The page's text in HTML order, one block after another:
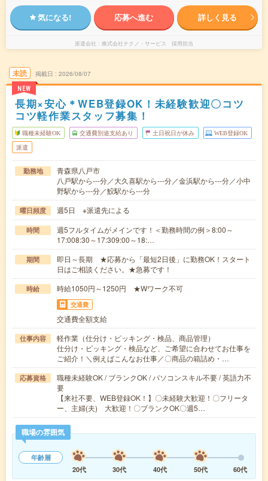
気になる! 応募へ進む 詳しく見る
派遣会社 株式会社テクノ・サービス 採用担当
未読
NEW
掲載日 2026/08/07
長期×安心＊WEB登録OK！未経験歓迎〇コツ
コツ軽作業スタッフ募集！
職種未経験OK 交通費別途支給あり 土日祝日が休み WEB登録OK
派遣
勤務地
青森県八戸市
八戸駅から---分／大久喜駅から---分／金浜駅から---分／小中
野駅から---分／鮫駅から---分
曜日頻度 週5日 ※派遣先による
時間
週5フルタイムがメインです！＜勤務時間の例＞8:00～
17:008:30～17:309:00～18:…
期間
即日～長期 ★応募から「最短2日後」に勤務OK！スタート
日はご相談ください。★急募です！
時給 時給1050円～1250円 ★Wワーク不可
交通費
交通費全額支給
仕事内容
軽作業（仕分け・ピッキング・検品、商品管理）
仕分け・ピッキング・検品など、ご希望に合わせてお仕事を
ご紹介！＼例えばこんなお仕事／〇商品の箱詰め・…
応募資格
職種未経験OK / ブランクOK / パソコンスキル不要 / 英語力不
要
【来社不要、WEB登録OK！】〇未経験大歓迎！〇フリータ
ー、主婦(夫) 大歓迎！〇ブランクOK〇週5…
職場の雰囲気
年齢層
20代
30代 40代 50代 60代